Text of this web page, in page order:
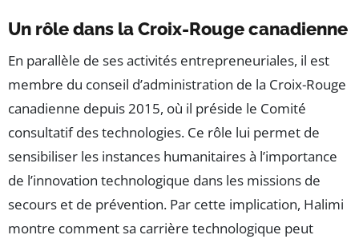
Un rôle dans la Croix-Rouge canadienne
En parallèle de ses activités entrepreneuriales, il est
membre du conseil d’administration de la Croix-Rouge
canadienne depuis 2015, où il préside le Comité
consultatif des technologies. Ce rôle lui permet de
sensibiliser les instances humanitaires à l’importance
de l’innovation technologique dans les missions de
secours et de prévention. Par cette implication, Halimi
montre comment sa carrière technologique peut